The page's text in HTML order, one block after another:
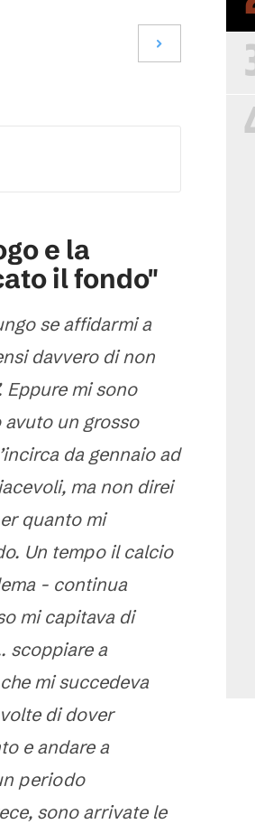
e la
il fondo"
se affidarmi a
davvero di non
Eppure mi sono
un grosso
da gennaio ad
ma non direi
quanto mi
Un tempo il calcio
- continua
mi capitava di
scoppiare a
mi succedeva
di dover
e andare a
periodo
sono arrivate le